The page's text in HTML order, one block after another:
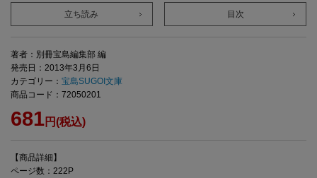
立ち読み 目次
著者：別冊宝島編集部 編
発売日：2013年3月6日
カテゴリー： 宝島SUGOI文庫
商品コード：72050201
681円(税込)
【商品詳細】
ページ数：222P